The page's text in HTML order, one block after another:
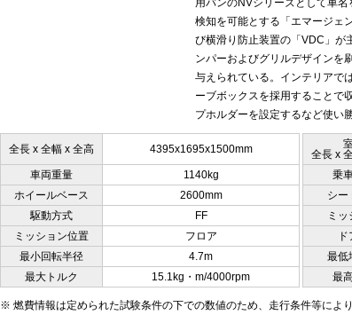
用バンのNVシリーズとして車
検知を可能とする「エマージェ
び横滑り防止装置の「VDC」が
ンパーおよびグリルデザインを
与えられている。インテリアで
ーブボックスを採用することで
プホルダーを設定するなど使い
全長 x 全幅 x 全高 4395x1695x1500mm
全長 x
車両重量 1140kg 乗
ホイールベース
2600mm シー
駆動方式
FF ミッ
ミッション位置
フロア
最小回転半径
4.7m 最低
最大トルク
15.1kg・m/4000rpm 最
※ 燃費情報は定められた試験条件の下での数値のため、走行条件等によ